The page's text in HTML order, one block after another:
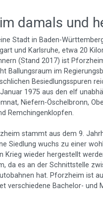
damals und
Stadt in Baden-
und Karlsruhe, etwa 20
(Stand 2017) ist
Ballungsraum im
Besiedlungsspuren
1975 aus den elf
Niefern-Öschelbronn,
Remchingenklopfen.
stammt aus dem 9.
Siedlung wuchs zu einer
Krieg wieder hergestellt
da es an der Schnittstelle
hat. Pforzheim ist
verschiedene Bachelor- und